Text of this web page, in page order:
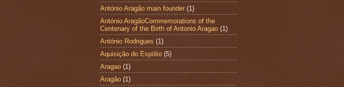
António Aragão main founder (1)
António AragãoCommemorations of the
Centenary of the Birth of Antonio Aragao (1)
António Rodrigues (1)
Aquisição do Espólio (5)
Aragao (1)
Aragão (1)